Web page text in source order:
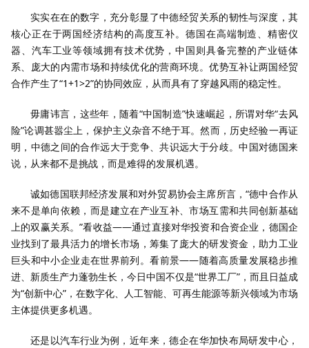
实实在在的数字，充分彰显了中德经贸关系的韧性与深度，其
核心正在于两国经济结构的高度互补。德国在高端制造、精密仪
器、汽车工业等领域拥有技术优势，中国则具备完整的产业链体
系、庞大的内需市场和持续优化的营商环境。优势互补让两国经贸
合作产生了“1+1>2”的协同效应，从而具有了穿越风雨的稳定性。
毋庸讳言，这些年，随着“中国制造”快速崛起，所谓对华“去风
险”论调甚嚣尘上，保护主义杂音不绝于耳。然而，历史经验一再证
明，中德之间的合作远大于竞争、共识远大于分歧。中国对德国来
说，从来都不是挑战，而是难得的发展机遇。
诚如德国联邦经济发展和对外贸易协会主席所言，“德中合作从
来不是单向依赖，而是建立在产业互补、市场互需和共同创新基础
上的双赢关系。”看收益——通过直接对华投资和合资企业，德国企
业找到了最具活力的增长市场，筹集了庞大的研发资金，助力工业
巨头和中小企业走在世界前列。看前景——随着高质量发展稳步推
进、新质生产力蓬勃生长，今日中国不仅是“世界工厂”，而且日益成
为“创新中心”，在数字化、人工智能、可再生能源等新兴领域为市场
主体提供更多机遇。
还是以汽车行业为例，近年来，德企在华加快布局研发中心，